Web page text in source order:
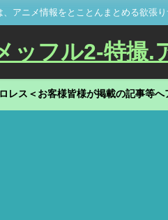
、アニメ情報をとことんまとめる欲張
ッフル2-特撮.
レス＜お客様皆様が掲載の記事等